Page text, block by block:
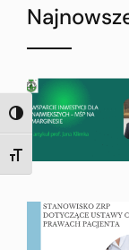
TOGGLE HIGH
TOGGLE FONT